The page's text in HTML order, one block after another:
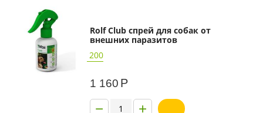
Rolf Club спрей для собак от
внешних паразитов
200
1 160 Р
+
−